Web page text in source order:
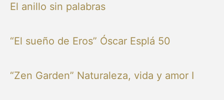
El anillo sin palabras
“El sueño de Eros” Óscar Esplá 50
“Zen Garden” Naturaleza, vida y amor I